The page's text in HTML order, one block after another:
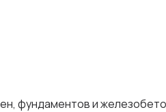
фундаментов и